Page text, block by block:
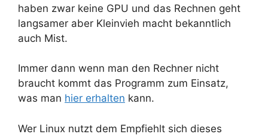
haben zwar keine GPU und das Rechnen geht
langsamer aber Kleinvieh macht bekanntlich
auch Mist.
Immer dann wenn man den Rechner nicht
braucht kommt das Programm zum Einsatz,
was man hier erhalten kann.
Wer Linux nutzt dem Empfiehlt sich dieses